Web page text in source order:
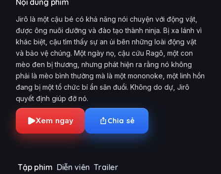
Nội dung phim
Jirô là một cậu bé có khả năng nói chuyện với động vật,
được ông nuôi dưỡng và đào tạo thành ninja. Bị xa lánh vì
khác biệt, cậu tìm thấy sự an ủi bên những loài động vật
và bảo vệ chúng. Một ngày nọ, cậu cứu Ragô, một con
mèo đen bị thương, nhưng phát hiện ra rằng nó không
phải là mèo bình thường mà là một mononoke, một linh hồn
đang bị một tổ chức bí ẩn săn đuổi. Không do dự, Jirô
quyết định giúp đỡ nó.
Xem ngay Chia sẻ
Tập phim Diễn viên Trailer